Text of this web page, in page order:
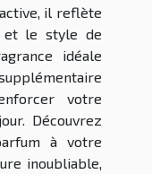
il reflète
et le style de
idéale
votre
Découvrez
à votre
inoubliable,